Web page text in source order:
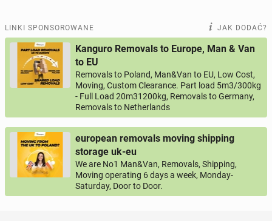
LINKI SPONSOROWANE JAK DODAĆ?
Kanguro Removals to Europe, Man & Van
to EU
Removals to Poland, Man&Van to EU, Low Cost,
Moving, Custom Clearance. Part load 5m3/300kg
- Full Load 20m31200kg, Removals to Germany,
Removals to Netherlands
european removals moving shipping
storage uk-eu
We are No1 Man&Van, Removals, Shipping,
Moving operating 6 days a week, Monday-
Saturday, Door to Door.